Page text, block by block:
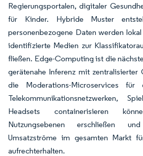
Regierungsportalen, digitaler
für Kinder. Hybride Muster
personenbezogene Daten werden
identifizierte Medien zur
fließen. Edge-Computing ist die
gerätenahe Inferenz mit zentralisierter
die Moderations-Microservices
Telekommunikationsnetzwerken,
Headsets containerisieren
Nutzungsebenen erschließen und
Umsatzströme im gesamten Markt
aufrechterhalten.